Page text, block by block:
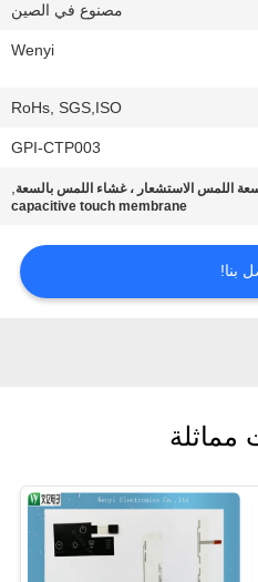
مصنوع في الصين
Wenyi
RoHs, SGS,ISO
GPI-CTP003
اللمس الاستشعار ، غشاء اللمس بالسعة,
capacitive touch membrane
بنا!
مماثلة